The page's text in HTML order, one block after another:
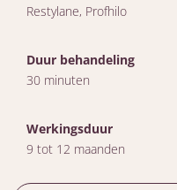
Restylane, Profhilo
Duur behandeling
30 minuten
Werkingsduur
9 tot 12 maanden